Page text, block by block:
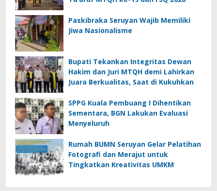
Paskibraka Seruyan Wajib Memiliki
Jiwa Nasionalisme
Bupati Tekankan Integritas Dewan
Hakim dan Juri MTQH demi Lahirkan
Juara Berkualitas, Saat di Kukuhkan
SPPG Kuala Pembuang I Dihentikan
Sementara, BGN Lakukan Evaluasi
Menyeluruh
Rumah BUMN Seruyan Gelar Pelatihan
Fotografi dan Merajut untuk
Tingkatkan Kreativitas UMKM